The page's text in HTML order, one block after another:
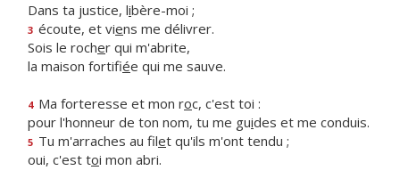
Dans ta justice, libère-moi ;
3 écoute, et viens me délivrer.
Sois le rocher qui m'abrite,
la maison fortifiée qui me sauve.
4 Ma forteresse et mon roc, c'est toi :
pour l'honneur de ton nom, tu me guides et me conduis.
5 Tu m'arraches au filet qu'ils m'ont tendu ;
oui, c'est toi mon abri.